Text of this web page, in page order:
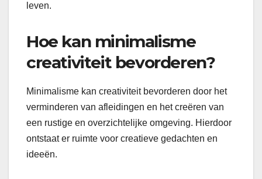
leven.
Hoe kan minimalisme
creativiteit bevorderen?
Minimalisme kan creativiteit bevorderen door het
verminderen van afleidingen en het creëren van
een rustige en overzichtelijke omgeving. Hierdoor
ontstaat er ruimte voor creatieve gedachten en
ideeën.